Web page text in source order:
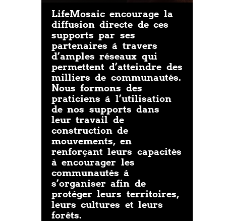
LifeMosaic encourage la
diffusion directe de ces
supports par ses
partenaires à travers
d’amples réseaux qui
permettent d’atteindre des
milliers de communautés.
Nous formons des
praticiens à l’utilisation
de nos supports dans
leur travail de
construction de
mouvements, en
renforçant leurs capacités
à encourager les
communautés à
s’organiser afin de
protéger leurs territoires,
leurs cultures et leurs
forêts.